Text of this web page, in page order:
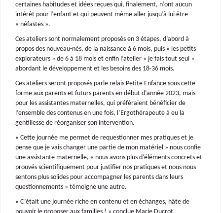
certaines habitudes et idées reçues qui, finalement, n’ont aucun
intérêt pour l’enfant et qui peuvent même aller jusqu’à lui être
« néfastes ».
Ces ateliers sont normalement proposés en 3 étapes, d’abord à
propos des nouveau-nés, de la naissance à 6 mois, puis « les petits
explorateurs » de 6 à 18 mois et enfin l’atelier « je fais tout seul »
abordant le développement et les besoins des 18-36 mois.
Ces ateliers seront proposés parle relais Petite Enfance sous cette
forme aux parents et futurs parents en début d’année 2023, mais
pour les assistantes maternelles, qui préféraient bénéficier de
l’ensemble des contenus en une fois, l’Ergothérapeute à eu la
gentillesse de réorganiser son intervention.
« Cette journée me permet de requestionner mes pratiques et je
pense que je vais changer une partie de mon matériel » nous confie
une assistante maternelle, « nous avons plus d’éléments concrets et
prouvés scientifiquement pour justifier nos pratiques et nous nous
sentons plus solides pour accompagner les parents dans leurs
questionnements » témoigne une autre.
« C’était une journée riche en contenu et en échanges, hâte de